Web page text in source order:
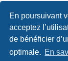
En poursuivant
acceptez
de bénéficier
optimale. En